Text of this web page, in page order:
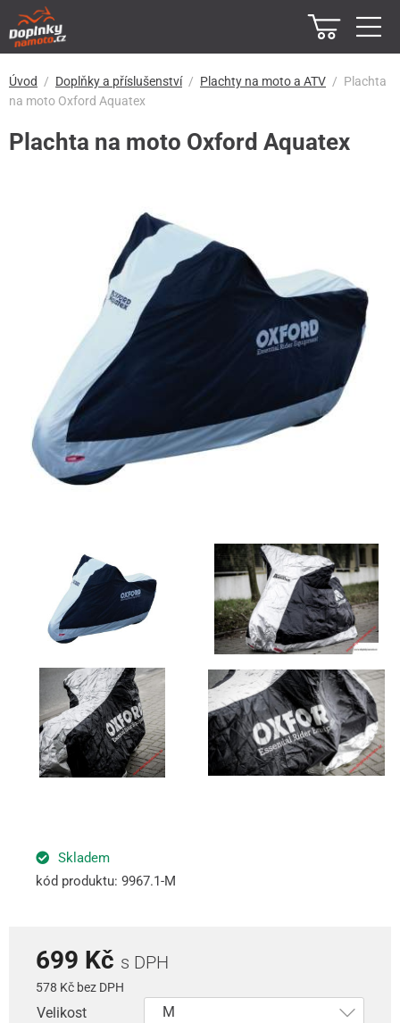
Úvod Doplňky a příslušenství Plachty na moto a ATV
Plachta
na moto Oxford Aquatex
Plachta na moto Oxford Aquatex
Skladem
kód produktu: 9967.1-M
699 Kč s DPH
578 Kč bez DPH
Velikost